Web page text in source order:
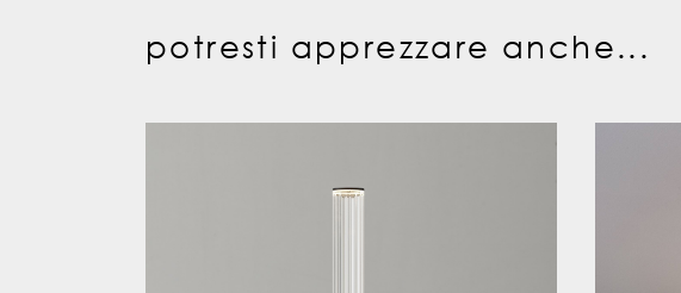
potresti apprezzare anche...